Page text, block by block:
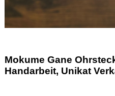
Mokume Gane
Handarbeit, Unikat